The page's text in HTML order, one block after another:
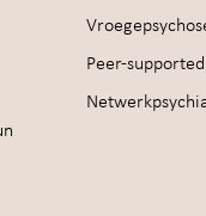
Peer-